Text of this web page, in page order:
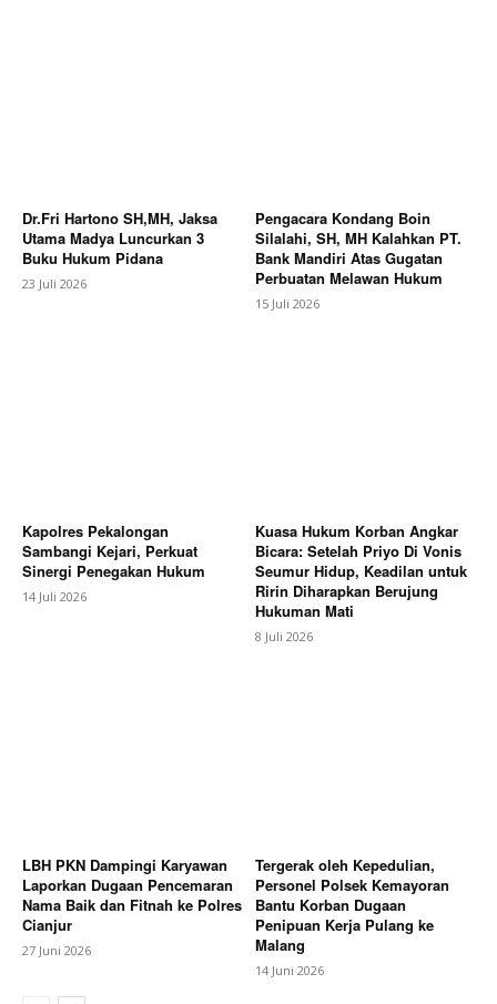
Dr.Fri Hartono SH,MH, Jaksa
Utama Madya Luncurkan 3
Buku Hukum Pidana
23 Juli 2026
Pengacara Kondang Boin
Silalahi, SH, MH Kalahkan PT.
Bank Mandiri Atas Gugatan
Perbuatan Melawan Hukum
15 Juli 2026
Kapolres Pekalongan
Sambangi Kejari, Perkuat
Sinergi Penegakan Hukum
14 Juli 2026
Kuasa Hukum Korban Angkar
Bicara: Setelah Priyo Di Vonis
Seumur Hidup, Keadilan untuk
Ririn Diharapkan Berujung
Hukuman Mati
8 Juli 2026
LBH PKN Dampingi Karyawan
Laporkan Dugaan Pencemaran
Nama Baik dan Fitnah ke Polres
Cianjur
27 Juni 2026
Tergerak oleh Kepedulian,
Personel Polsek Kemayoran
Bantu Korban Dugaan
Penipuan Kerja Pulang ke
Malang
14 Juni 2026